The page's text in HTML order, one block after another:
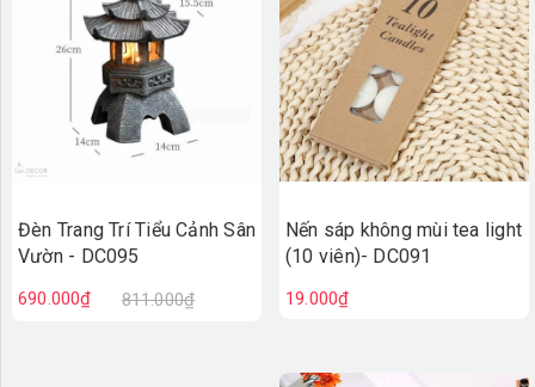
Đèn Trang Trí Tiểu Cảnh Sân
Vườn - DC095
690.000₫ 811.000₫
Nến sáp không mùi tea light
(10 viên)- DC091
19.000₫